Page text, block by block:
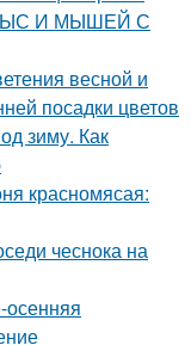
И МЫШЕЙ С
весной и
посадки цветов
зиму. Как
красномясая:
чеснока на
осенняя